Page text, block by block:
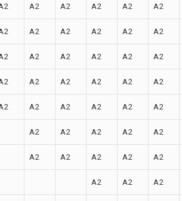
A2 A2 A2 A2 A2
A2 A2 A2 A2 A2
A2 A2 A2 A2 A2
A2 A2 A2 A2 A2
A2 A2 A2 A2 A2
A2 A2 A2 A2 A2
A2 A2 A2 A2 A2
A2 A2 A2